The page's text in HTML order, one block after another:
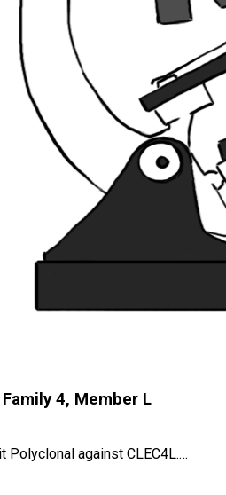
4, Member L
Polyclonal against CLEC4L.…